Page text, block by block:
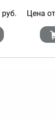
руб.
Цена от